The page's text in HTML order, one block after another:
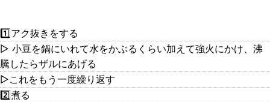
1️⃣アク抜きをする
▷ 小豆を鍋にいれて水をかぶるくらい加えて強火にかけ、沸
騰したらザルにあげる
▷これをもう一度繰り返す
2️⃣煮る